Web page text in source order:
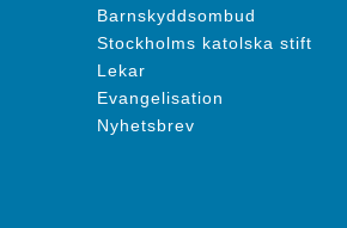
Barnskyddsombud
Stockholms katolska stift
Lekar
Evangelisation
Nyhetsbrev